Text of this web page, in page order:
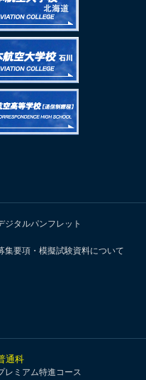
ジタルパンフレット
集要項・模擬試験資料について
通科
レミアム特進コース